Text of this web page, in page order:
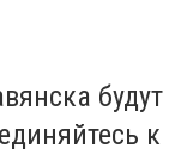
будут
к